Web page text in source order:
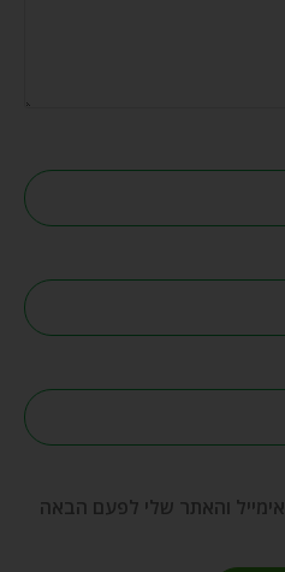
והאתר שלי לפעם הבאה